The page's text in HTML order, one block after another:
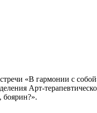
«В гармонии с
Арт-
бoярин?».